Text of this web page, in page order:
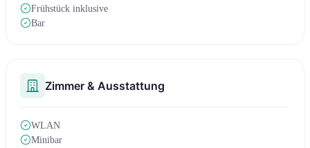
Frühstück inklusive
Bar
Zimmer & Ausstattung
WLAN
Minibar